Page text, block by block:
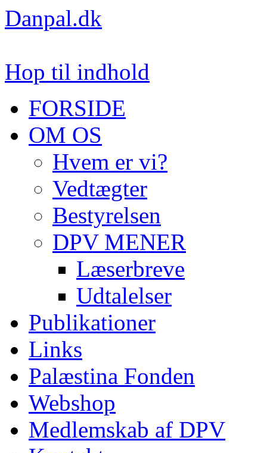
Danpal.dk
Hop til indhold
FORSIDE
OM OS
Hvem er vi?
Vedtægter
Bestyrelsen
DPV MENER
Læserbreve
Udtalelser
Publikationer
Links
Palæstina Fonden
Webshop
Medlemskab af DPV